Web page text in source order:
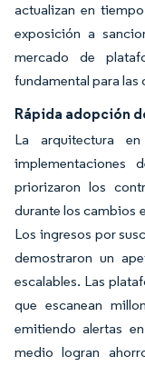
actualizan en
exposición a
mercado de
fundamental para las
Rápida adopción
La arquitectura
implementaciones
priorizaron los
durante los cambios
Los ingresos por
demostraron un
escalables. Las
que escanean
emitiendo alertas
medio logran